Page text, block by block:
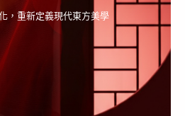
，重新定義現代東方美學